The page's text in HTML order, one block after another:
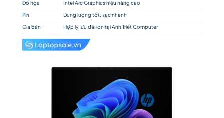
Đồ họa
Intel Arc Graphics hiệu năng cao
Pin
Dung lượng tốt, sạc nhanh
Giá bán
Hợp lý, ưu đãi lớn tại Anh Triết Computer